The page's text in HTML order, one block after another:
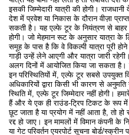
इसकी जिम्मेदारी यात्री की होगी।
देश में प्रवेश या निकास के दौरान वीज़ा
सकती है। यह एल्फे टूर के नियंत्रण से बाहर
होगी। जो मेहमान रूट के अनुसार यात्रा के
समूह के पास है कि वे विकल्पी यात्रा पूरी
गाड़ी उन्हें लेने आएगी और यात्रा जारी
अलग दिनों में आयोजित किया जा सकता
इन परिस्थितियों में, एल्फे टूर सबसे उपयुक्त
अधिकारियों द्वारा किसी भी कारण से
स्थिति में, एल्फे टूर जिम्मेदार नहीं होगी।
हैं और ये एक ही राउंड-ट्रिप टिकट के रूप में
छूट जाता है या प्रयोग में नहीं आता है, तो
रद्द हो जाए। इन मामलों में विमान कंपनी
या गेट परिवर्तन एयरपोर्ट सूचना बोर्ड/